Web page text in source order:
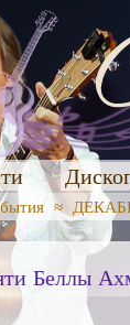
≈
Беллы